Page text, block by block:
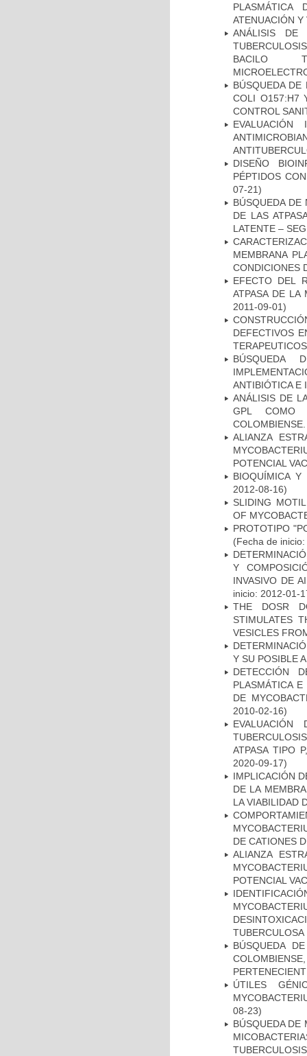
PLASMÁTICA
ATENUACIÓN Y
ANÁLISIS DE
BACILO
BÚSQUEDA DE
COLI O157:H7
CONTROL
DISEÑO
PÉPTIDOS
07-21)
BÚSQUEDA DE
DE LAS
LATENTE –
MEMBRANA
CONDICIONES
EFECTO DEL
ATPASA DE LA
2011-09-01)
DEFECTIVOS
BÚSQUEDA
ANTIBIÓTICA E
ANÁLISIS DE
GPL COMO
COLOMBIENSE.
ALIANZA
POTENCIAL
BIOQUÍMICA Y
2012-08-16)
SLIDING
OF
PROTOTIPO
(Fecha de
Y
INVASIVO DE
inicio: 2012-01-
THE DOSR
STIMULATES
VESICLES
Y SU POSIBLE
DETECCIÓN
PLASMÁTICA
DE
2010-02-16)
ATPASA TIPO
2020-09-17)
IMPLICACIÓN
DE LA
LA VIABILIDAD
DE CATIONES
ALIANZA
POTENCIAL
TUBERCULOSA
BÚSQUEDA
ÚTILES
08-23)
BÚSQUEDA DE